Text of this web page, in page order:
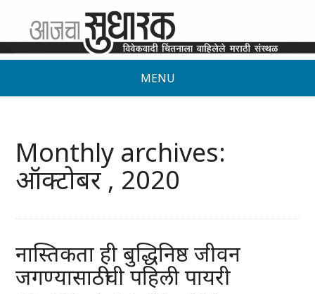
MENU
Monthly archives:
ऑक्टोबर , 2020
नास्तिकता ही बुद्धिनिष्ठ जीवन
जगण्यासाठीची पहिली पायरी